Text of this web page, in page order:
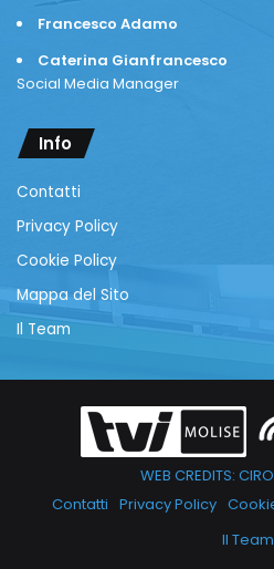
Francesco Adamo
Caterina Gianfrancesco
Social Media Manager
Info
Contatti
Privacy Policy
Cookie Policy
Mappa del Sito
Il Team
WEB CREDITS:
Contatti Privacy Policy
Il Team